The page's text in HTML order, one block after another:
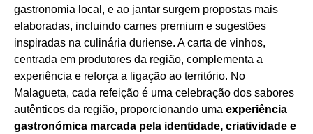
gastronomia local, e ao jantar surgem propostas mais
elaboradas, incluindo carnes premium e sugestões
inspiradas na culinária duriense. A carta de vinhos,
centrada em produtores da região, complementa a
experiência e reforça a ligação ao território. No
Malagueta, cada refeição é uma celebração dos sabores
autênticos da região, proporcionando uma experiência
gastronómica marcada pela identidade, criatividade e